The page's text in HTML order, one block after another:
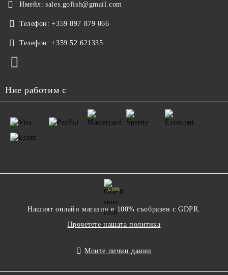
Имейл: sales.gofish@gmail.com
Телефон: +359 897 879 066
Телефон: +359 52 621335
Ние работим с
GDPR
Нашият онлайн магазин е 100% съобразен с GDPR.
Прочетете нашата политика
Моите лични данни